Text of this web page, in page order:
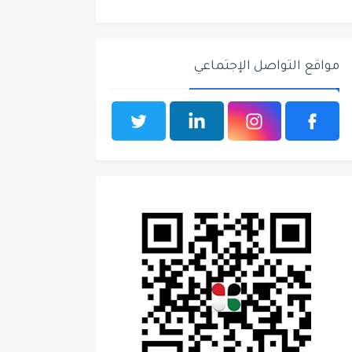
مواقع التواصل الإجتماعي